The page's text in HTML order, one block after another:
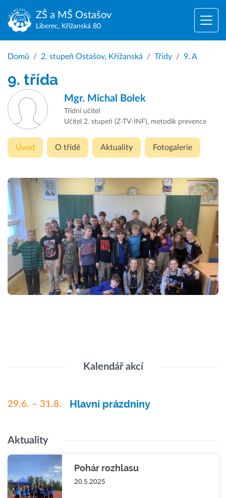
ZŠ a MŠ Ostašov
Liberec, Křižanská 80
Domů 2. stupeň Ostašov, Křížanská Třídy 9. A
9. třída
Mgr. Michal Bolek
Třídní učitel
Učitel 2. stupeň (Z-TV-INF), metodik prevence
Úvod O třídě Aktuality Fotogalerie
Kalendář akcí
29.6. – 31.8. Hlavní prázdniny
Aktuality
Pohár rozhlasu
20.5.2025